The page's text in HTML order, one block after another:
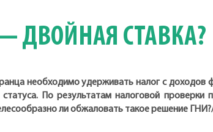
ДВОЙНАЯ СТАВКА?
необходимо удерживать налог с доходов
По результатам налоговой проверки
ли обжаловать такое решение